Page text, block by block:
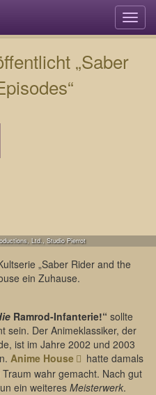
„Saber
Ltd., Studio Pierrot
„Saber Rider and the
ein Zuhause.
Ramrod-Infanterie!“ sollte
sein. Der Animeklassiker, der
ist im Jahre 2002 und 2003
Anime House
hatte damals
wahr gemacht. Nach gut
ein weiteres Meisterwerk.